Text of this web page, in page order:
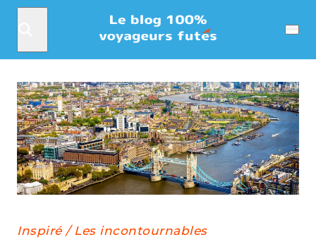
Menu
Inspiré/ Les incontournables